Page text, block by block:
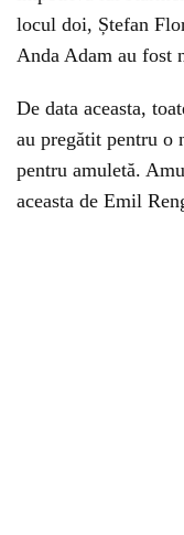
locul doi, Ștefan
Anda Adam au fost
De data aceasta,
au pregătit pentru o
pentru amuletă.
aceasta de Emil